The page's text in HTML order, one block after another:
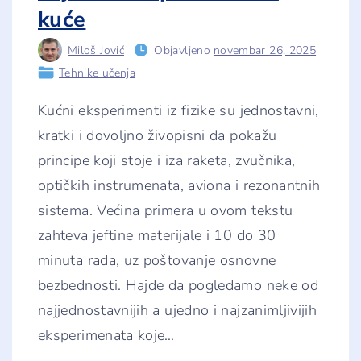
0
o
i
n
a
"
kuće
Miloš Jović Objavljeno novembar 26, 2025
Tehnike učenja
Kućni eksperimenti iz fizike su jednostavni,
kratki i dovoljno živopisni da pokažu
principe koji stoje i iza raketa, zvučnika,
optičkih instrumenata, aviona i rezonantnih
sistema. Većina primera u ovom tekstu
zahteva jeftine materijale i 10 do 30
minuta rada, uz poštovanje osnovne
bezbednosti. Hajde da pogledamo neke od
najjednostavnijih a ujedno i najzanimljivijih
eksperimenata koje…